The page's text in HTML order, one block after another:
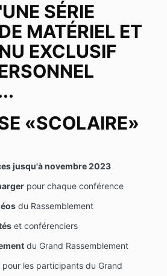
SÉRIE
MATÉRIEL ET
EXCLUSIF
«SCOLAIRE»
jusqu'à novembre 2023
pour chaque conférence
du Rassemblement
et conférenciers
du Grand Rassemblement
pour les participants du Grand